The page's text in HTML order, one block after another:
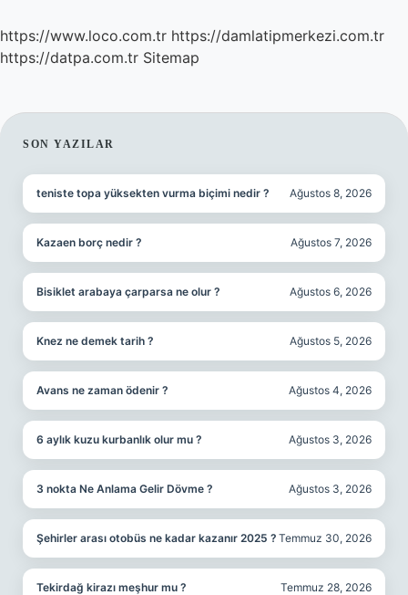
https://www.loco.com.tr https://damlatipmerkezi.com.tr
https://datpa.com.tr Sitemap
SIDEBAR
SON YAZILAR
teniste topa yüksekten vurma biçimi nedir ? Ağustos 8, 2026
Kazaen borç nedir ? Ağustos 7, 2026
Bisiklet arabaya çarparsa ne olur ? Ağustos 6, 2026
Knez ne demek tarih ? Ağustos 5, 2026
Avans ne zaman ödenir ? Ağustos 4, 2026
6 aylık kuzu kurbanlık olur mu ? Ağustos 3, 2026
3 nokta Ne Anlama Gelir Dövme ? Ağustos 3, 2026
Şehirler arası otobüs ne kadar kazanır 2025 ? Temmuz 30, 2026
Tekirdağ kirazı meşhur mu ? Temmuz 28, 2026